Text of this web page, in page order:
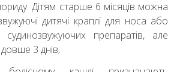
Дітям старше 6 місяців можна
дитячі краплі для носа або
препаратів, але
3 днів;